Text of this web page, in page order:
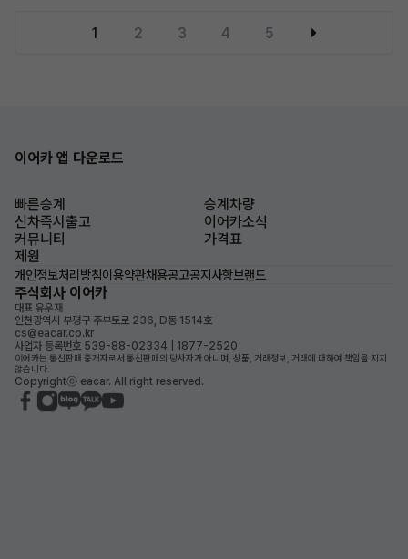
1 2 3 4 5
이어카 앱 다운로드
빠른승계
승계차량
신차즉시출고
이어카소식
커뮤니티
가격표
제원
개인정보처리방침이용약관채용공고공지사항브랜드
주식회사 이어카
대표 유우재
인천광역시 부평구 주부토로 236, D동 1514호
cs@eacar.co.kr
사업자 등록번호 539-88-02334 | 1877-2520
이어카는 통신판매 중개자로서 통신판매의 당사자가 아니며, 상품, 거래정보, 거래에 대하여 책임을 지지
않습니다.
Copyrightⓒ eacar. All right reserved.